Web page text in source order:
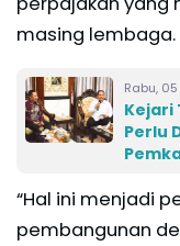
masing lembaga.
Rabu,
Kejari
Perlu
“Hal ini menjadi
pembangunan